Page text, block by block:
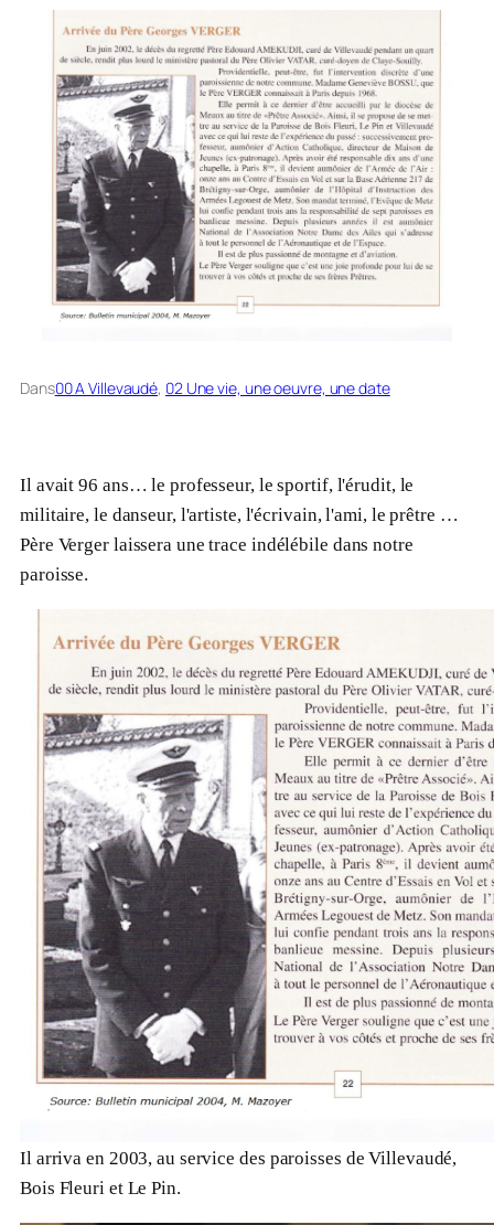
Dans00 A Villevaudé, 02 Une vie, une oeuvre, une date
Il avait 96 ans… le professeur, le sportif, l'érudit, le
militaire, le danseur, l'artiste, l'écrivain, l'ami, le prêtre …
Père Verger laissera une trace indélébile dans notre
paroisse.
Il arriva en 2003, au service des paroisses de Villevaudé,
Bois Fleuriet Le Pin.